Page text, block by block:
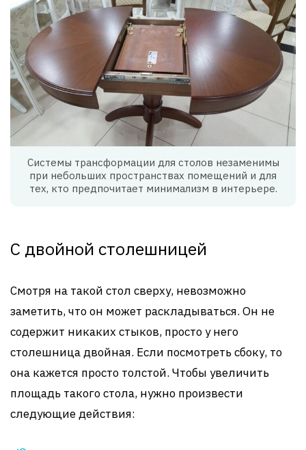
Системы трансформации для столов незаменимы
при небольших пространствах помещений и для
тех, кто предпочитает минимализм в интерьере.
С двойной столешницей
Смотря на такой стол сверху, невозможно
заметить, что он может раскладываться. Он не
содержит никаких стыков, просто у него
столешница двойная. Если посмотреть сбоку, то
она кажется просто толстой. Чтобы увеличить
площадь такого стола, нужно произвести
следующие действия: